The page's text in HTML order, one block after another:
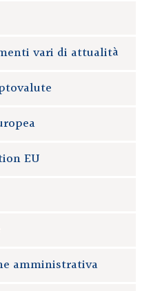
vari di attualità
EU
amministrativa